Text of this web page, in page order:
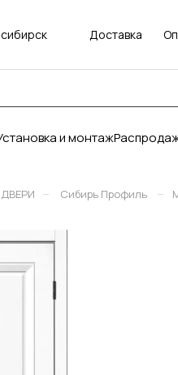
Доставка
и монтаж
– Сибирь Профиль –